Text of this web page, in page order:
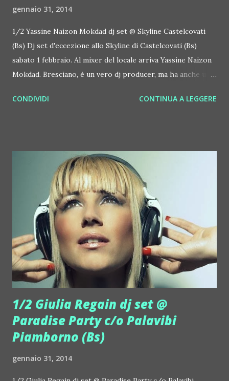
gennaio 31, 2014
1/2 Yassine Naizon Mokdad dj set @ Skyline Castelcovati
(Bs) Dj set d'eccezione allo Skyline di Castelcovati (Bs)
sabato 1 febbraio. Al mixer del locale arriva Yassine Naizon
Mokdad. Bresciano, è un vero dj producer, ma ha anche un
accanto a dj noti in tutto il mondo. Skyline Dj set dalle 23
allegata) Bresciano, classe 1987, Yassine Naizon Mokdad è
un dj producer cresciuto a pane & soul. Per questo deve
ringraziare il padre, che sin da piccolo lo spinge ad
ascoltare artisti come Barry White, Lionel Richie, Peabo
Bryson e anche un po' di Elvis Presley. Sempre capace di
emozionare e di tramettere energia durante le sue serate
in giro per il mondo, Yassine è un dj producer con un
passato nel mondo della danza ma è soprattutto un artista
che ama viver...
CONDIVIDI CONTINUA A LEGGERE
1/2 Giulia Regain dj set @
Paradise Party c/o Palavibi
Piamborno (Bs)
gennaio 31, 2014